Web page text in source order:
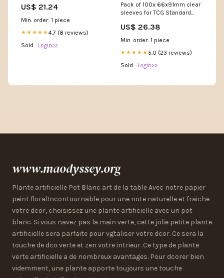
Dress Shirt, 15 1/2 / 32/33
US$ 21.24
Min. order: 1 piece
★★★★★4.7 (8 reviews)
Sold : Login>>
Pack of 100x 66x91mm clear
sleeves for TCG Standard
Suisse
US$ 26.38
Min. order: 1 piece
★★★★★ 5.0 (23 reviews)
Sold : Login>>
www.maodyssey.org
Plante artificielle Pot Blanc art de la table Avec notre papier
peint floralIncontournable pour une note naturelle et fraiche
votre dcor, choisissez une plante artificielle avec un pot
blanc. Si vous navez pas la main verte, cette jolie petite plante
artificielle sera parfaite pour vgtaliser votre dcor. Ce sera la
touche de dco verte et zen votre intrieur. Ce type de plante
verte artificielle a de nombreux avantages. Pour dcorer bien
videmment, une plante apporte toujours une touche